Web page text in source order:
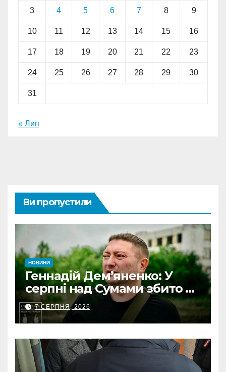
3 4 5 6 7 8 9
10 11 12 13 14 15 16
17 18 19 20 21 22 23
24 25 26 27 28 29 30
31
« Лип
Ви пропустили
НОВИНИ
Геннадій Дем’яненко: У
серпні над Сумами збито 6
КАБів
7 СЕРПНЯ, 2026